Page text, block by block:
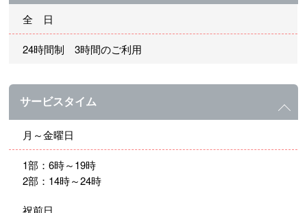
全 日
24時間制 3時間のご利用
サービスタイム
月～金曜日
1部：6時～19時
2部：14時～24時
祝前日